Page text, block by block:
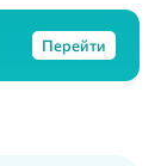
Перейти